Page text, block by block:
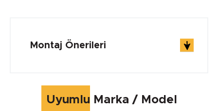
Çalışma Sıcaklığı max.
Montaj Önerileri
Uyumlu Marka / Model